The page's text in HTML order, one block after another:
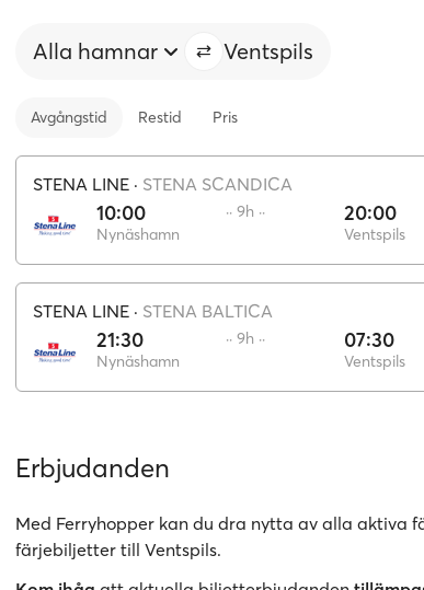
Alla hamnar Ventspils
Avgångstid Restid Pris
STENA LINE · STENA SCANDICA
10:00
Nynäshamn
·· 9h ·· 20:00
Ventspils
STENA LINE · STENA BALTICA
21:30
Nynäshamn
·· 9h ·· 07:30
Ventspils
Erbjudanden
Med Ferryhopper kan du dra nytta av alla aktiva
färjebiljetter till Ventspils.